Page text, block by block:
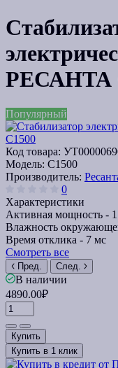
РЕСАНТА
Популярный
Код товара:
Модель: С1500
Производитель:
0
Характеристики
Активная мощность -
Влажность
Время отклика - 7 мс
Смотреть все
Пред. След.
В наличии
4890.00₽
Купить
Купить в 1 клик